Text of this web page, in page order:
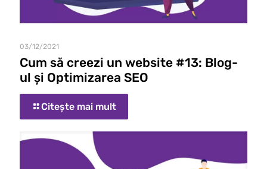
03/12/2021
Cum să creezi un website #13: Blog-
ul și Optimizarea SEO
Citește mai mult